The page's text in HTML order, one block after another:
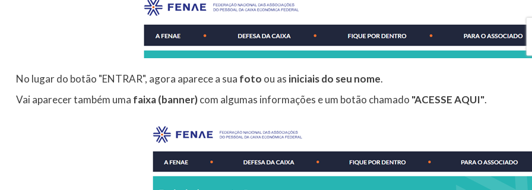
No lugar do botão "ENTRAR", agora aparece a sua foto ou as iniciais do seu nome.
Vai aparecer também uma faixa (banner)com algumas informações e um botão chamado "ACESSE AQUI".